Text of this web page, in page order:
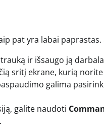
pat yra labai
ir išsaugo ją
sritį ekrane, kurią
galima
galite naudoti